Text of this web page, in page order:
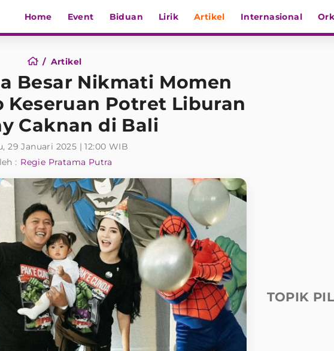
Home Event Biduan Lirik Artikel Internasional
Artikel
Besar Nikmati Momen
Keseruan Potret Liburan
Caknan di Bali
29 Januari 2025 | 12:00 WIB
: Regie Pratama Putra
TOPIK